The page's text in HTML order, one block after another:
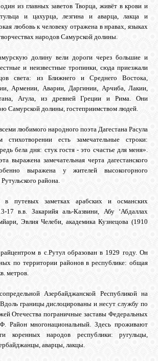
из главных заветов Творца, живёт в крови и
и цахурца, лезгина и аварца, лакца и
любовь к человеку отражена в нравах, языках
народов Самурской долины.
долину вели дороги через большие и
и неизвестные тропинки, сюда приезжали
света: из Ближнего и Среднего Востока,
Армении, Аварии, Даргинии, Арчиба, Лакии,
Агула, из древней Греции и Рима. Они
Самурской долины, гостеприимством людей.
любимого народного поэта Дагестана Расула
есть замечательные строки:
бела дня: стук гостя - это счастье для меня».
выражена замечательная черта дагестанского
выражена у жителей высокогорного
района.
путевых заметках арабских и османских
17 в.в. Закарийя аль-Казвини, Абу ‘Абдаллах
Эвлия Челеби, академика Кузнецова (1910
в с.Рутул образован в 1929 году. Он
по территории районов в республике: общая
метров.
Азербайджанской Республикой на
границы дислоцированы и несут службу по
Отечества пограничные заставы Федеральных
Район многонациональный. Здесь проживают
коренных народов республики: ругульцы,
аварцы, лакцы.